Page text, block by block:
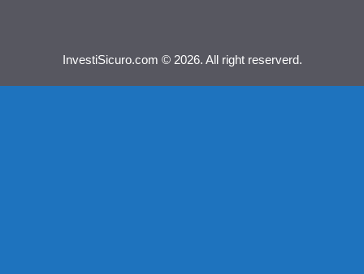
InvestiSicuro.com © 2026. All right reserverd.